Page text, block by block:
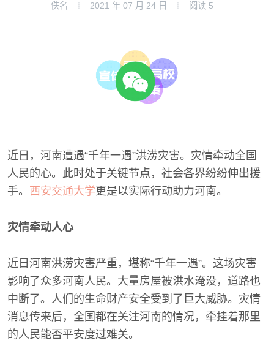
佚名 2021 年 07 月 24 日 阅读 5
近日，河南遭遇“千年一遇”洪涝灾害。灾情牵动全国
人民的心。此时处于关键节点，社会各界纷纷伸出援
手。 西安交通大学更是以实际行动助力河南。
灾情牵动人心
近日河南洪涝灾害严重，堪称“千年一遇”。这场灾害
影响了众多河南人民。大量房屋被洪水淹没，道路也
中断了。人们的生命财产安全受到了巨大威胁。灾情
消息传来后，全国都在关注河南的情况，牵挂着那里
的人民能否平安度过难关。